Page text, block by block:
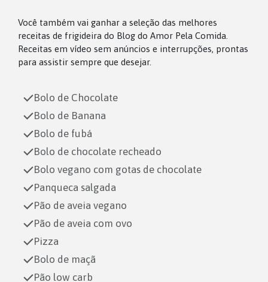
Você também vai ganhar a seleção das melhores
receitas de frigideira do Blog do Amor Pela Comida.
Receitas em vídeo sem anúncios e interrupções, prontas
para assistir sempre que desejar.
Bolo de Chocolate
Bolo de Banana
Bolo de fubá
Bolo de chocolate recheado
Bolo vegano com gotas de chocolate
Panqueca salgada
Pão de aveia vegano
Pão de aveia com ovo
Pizza
Bolo de maçã
Pão low carb